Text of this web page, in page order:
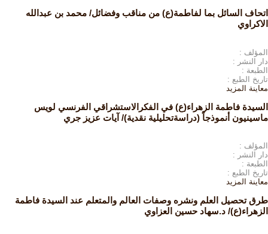
اتحاف السائل بما لفاطمة(ع) من مناقب وفضائل/ محمد بن عبدالله
الاكراوي
المؤلف :
دار النشر :
الطبعة :
تاريخ الطبع :
معاينة المزيد
السيدة فاطمة الزهراء(ع) في الفكرالاستشراقي الفرنسي لويس
ماسينيون أنموذجاً (دراسةتحليلية نقدية)/ آيات عزيز جري
المؤلف :
دار النشر :
الطبعة :
تاريخ الطبع :
معاينة المزيد
طرق تحصيل العلم ونشره وصفات العالم والمتعلم عند السيدة فاطمة
الزهراء(ع)/ د.سهاد حسين العزاوي